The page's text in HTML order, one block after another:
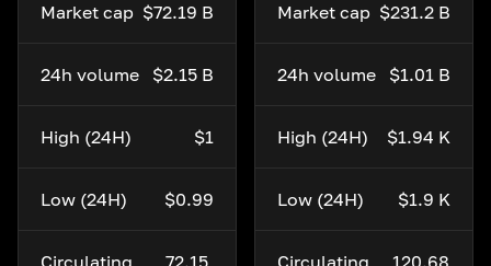
Market cap $72.19 B
24h volume $2.15 B
High (24H) $1
Low (24H) $0.99
Circulating
72.15
Market cap $231.2 B
24h volume $1.01 B
High (24H) $1.94 K
Low (24H) $1.9 K
Circulating
120.68